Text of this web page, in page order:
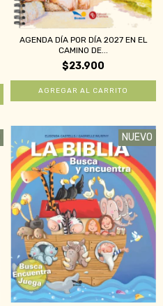
AGENDA DÍA POR DÍA 2027 EN EL
CAMINO DE...
$23.900
NUEVO